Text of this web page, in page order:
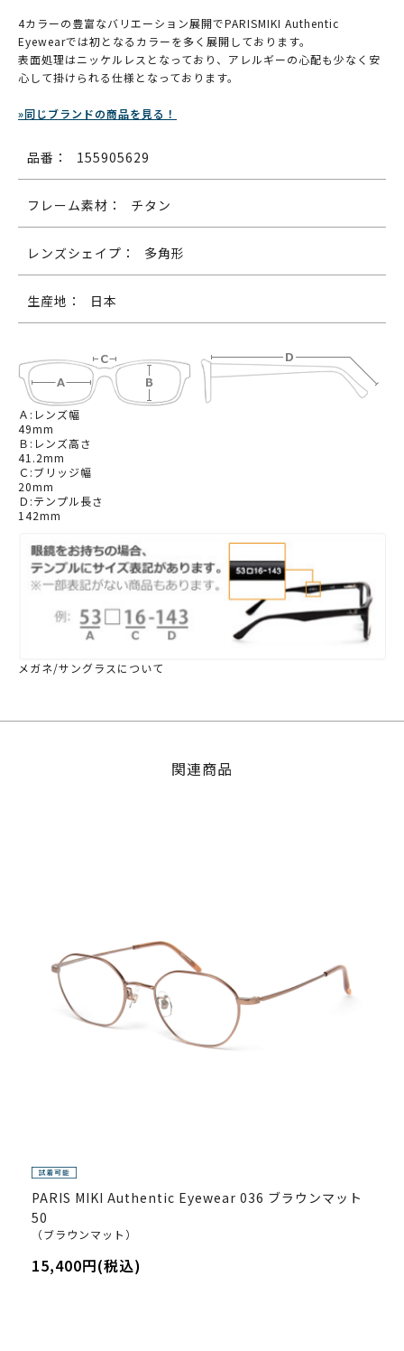
4カラーの豊富なバリエーション展開でPARISMIKI Authentic
Eyewearでは初となるカラーを多く展開しております。
表面処理はニッケルレスとなっており、アレルギーの心配も少なく安
心して掛けられる仕様となっております。
»同じブランドの商品を見る！
品番： 155905629
フレーム素材： チタン
レンズシェイプ： 多角形
生産地： 日本
Ａ:レンズ幅
49mm
Ｂ:レンズ高さ
41.2mm
Ｃ:ブリッジ幅
20mm
Ｄ:テンプル長さ
142mm
メガネ/サングラスについて
関連商品
PARIS MIKI Authentic Eyewear 036 ブラウンマット
50
（ブラウンマット）
15,400円(税込)